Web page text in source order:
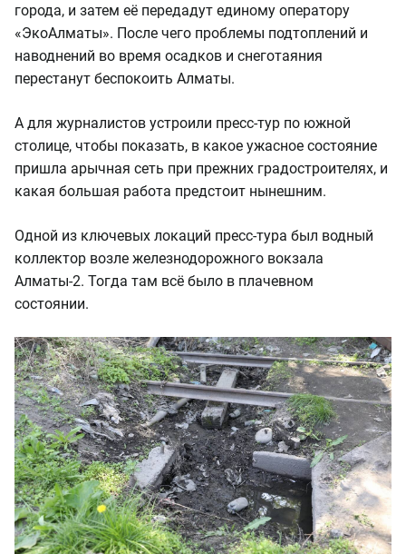
города, и затем её передадут единому оператору
«ЭкоАлматы». После чего проблемы подтоплений и
наводнений во время осадков и снеготаяния
перестанут беспокоить Алматы.
А для журналистов устроили пресс-тур по южной
столице, чтобы показать, в какое ужасное состояние
пришла арычная сеть при прежних градостроителях, и
какая большая работа предстоит нынешним.
Одной из ключевых локаций пресс-тура был водный
коллектор возле железнодорожного вокзала
Алматы-2. Тогда там всё было в плачевном
состоянии.